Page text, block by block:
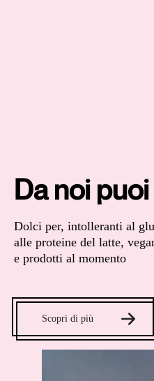
Da noi
Dolci per, intolleranti al
alle proteine del latte,
e prodotti al momento
Scopri di più